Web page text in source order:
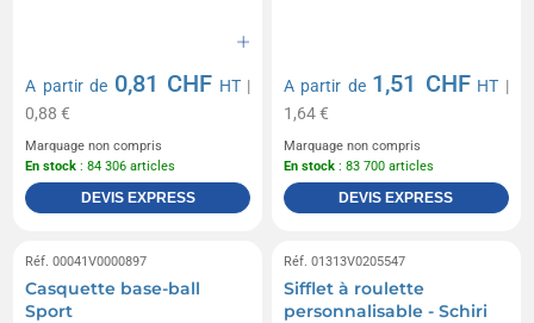
A partir de 0,81 CHF HT|
0,88 €
Marquage non compris
En stock : 84 306 articles
DEVIS EXPRESS
A partir de 1,51 CHF HT |
1,64 €
Marquage non compris
En stock : 83 700 articles
DEVIS EXPRESS
Réf. 00041V0000897
Casquette base-ball
Sport
Réf. 01313V0205547
Sifflet à roulette
personnalisable - Schiri